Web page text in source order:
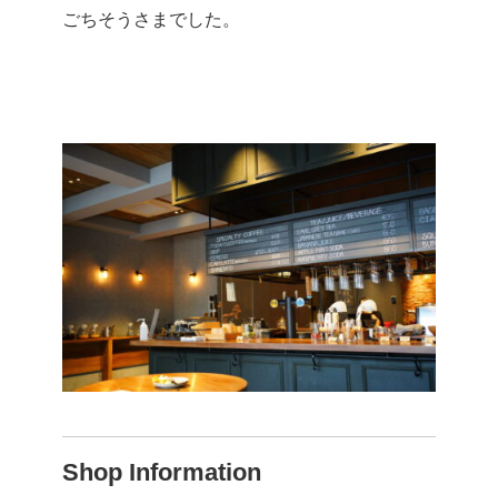
ごちそうさまでした。
Shop Information